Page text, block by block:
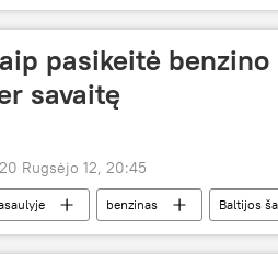
pasikeitė
savaitę
Rugsėjo 12, 20:45
benzinas Baltijos